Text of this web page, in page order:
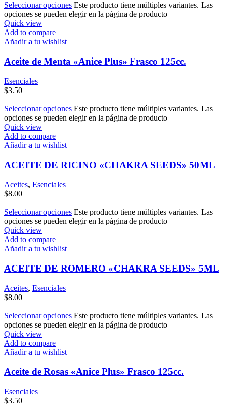
Seleccionar opciones Este producto tiene múltiples variantes. Las
opciones se pueden elegir en la página de producto
Quick view
Add to compare
Añadir a tu wishlist
Aceite de Menta «Anice Plus» Frasco 125cc.
Esenciales
$3.50
Seleccionar opciones Este producto tiene múltiples variantes. Las
opciones se pueden elegir en la página de producto
Quick view
Add to compare
Añadir a tu wishlist
ACEITE DE RICINO «CHAKRA SEEDS» 50ML
Aceites, Esenciales
$8.00
Seleccionar opciones Este producto tiene múltiples variantes. Las
opciones se pueden elegir en la página de producto
Quick view
Add to compare
Añadir a tu wishlist
ACEITE DE ROMERO «CHAKRA SEEDS» 5ML
Aceites, Esenciales
$8.00
Seleccionar opciones Este producto tiene múltiples variantes. Las
opciones se pueden elegir en la página de producto
Quick view
Add to compare
Añadir a tu wishlist
Aceite de Rosas «Anice Plus» Frasco 125cc.
Esenciales
$3.50